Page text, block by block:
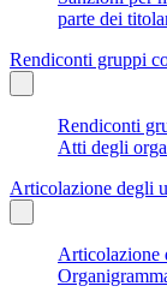
parte dei
Rendiconti gruppi
Rendiconti
Atti degli
Articolazione degli
Articolazione